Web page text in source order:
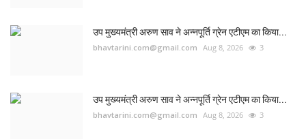
उप मुख्यमंत्री अरुण साव ने अन्नपूर्ति ग्रेन एटीएम का किया...
bhavtarini.com@gmail.com Aug 8, 2026 3
उप मुख्यमंत्री अरुण साव ने अन्नपूर्ति ग्रेन एटीएम का किया...
bhavtarini.com@gmail.com Aug 8, 2026 3